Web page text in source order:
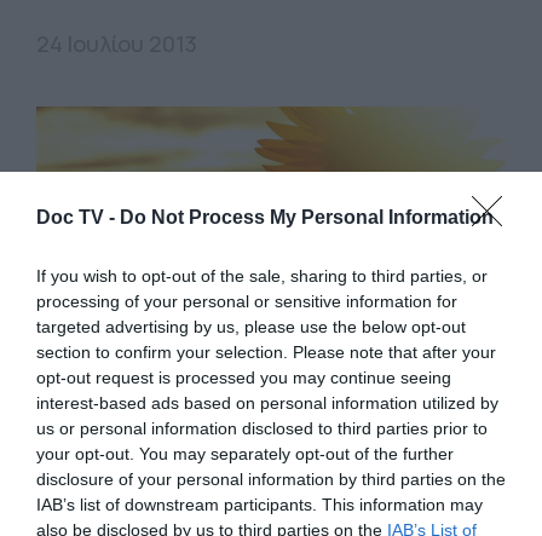
Doc TV - Do Not Process My Personal Information
If you wish to opt-out of the sale, sharing to third parties, or
processing of your personal or sensitive information for
targeted advertising by us, please use the below opt-out
section to confirm your selection. Please note that after your
opt-out request is processed you may continue seeing
interest-based ads based on personal information utilized by
us or personal information disclosed to third parties prior to
your opt-out. You may separately opt-out of the further
disclosure of your personal information by third parties on the
IAB’s list of downstream participants. This information may
also be disclosed by us to third parties on the IAB’s List of
FREESTYLE